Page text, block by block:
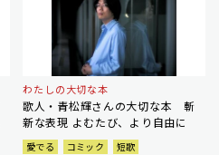
わたしの大切な本
歌人・青松輝さんの大切な本 斬
新な表現 よむたび、より自由に
愛でる コミック 短歌